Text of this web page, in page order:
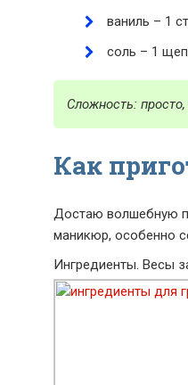
ваниль – 1
соль – 1
Сложность:
Как
Достаю волшебную
маникюр, особенно
Ингредиенты. Весы